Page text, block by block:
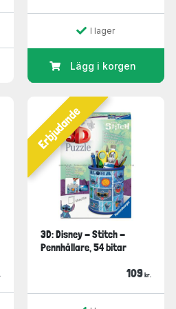
I lager
Lägg i korgen
Erbjudande
3D: Disney - Stitch -
Pennhållare, 54 bitar
109 kr.